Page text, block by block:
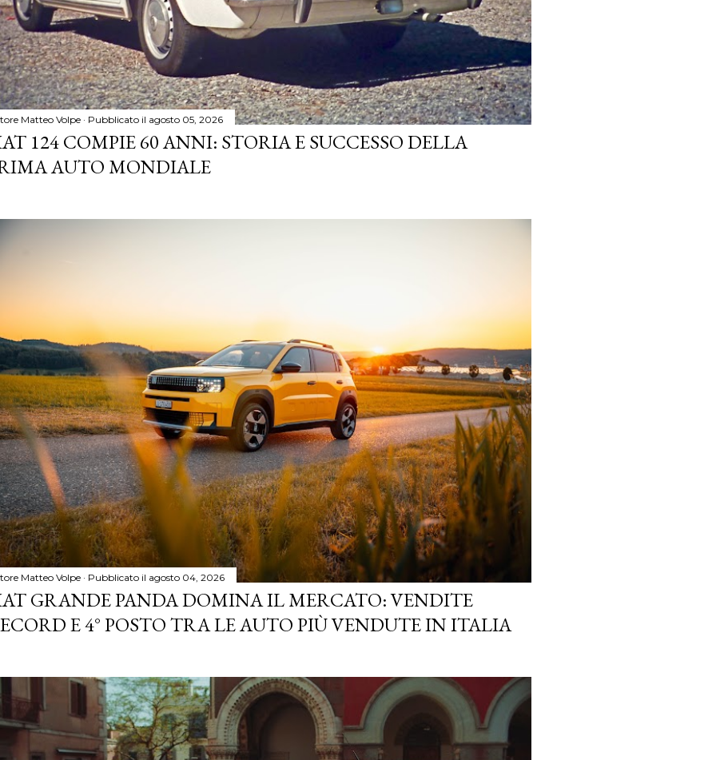
Matteo Volpe Pubblicato il agosto 05, 2026
124 COMPIE 60 ANNI: STORIA E SUCCESSO DELLA
AUTO MONDIALE
Matteo Volpe Pubblicato il agosto 04, 2026
GRANDE PANDA DOMINA IL MERCATO: VENDITE
E 4° POSTO TRA LE AUTO PIÙ VENDUTE IN ITALIA